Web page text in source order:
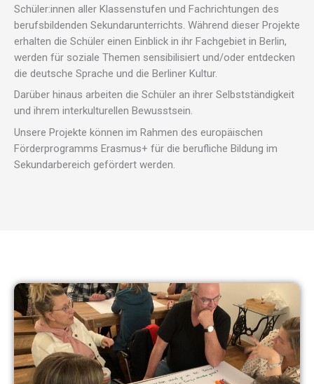
Schüler:innen aller Klassenstufen und Fachrichtungen des
berufsbildenden Sekundarunterrichts. Während dieser Projekte
erhalten die Schüler einen Einblick in ihr Fachgebiet in Berlin,
werden für soziale Themen sensibilisiert und/oder entdecken
die deutsche Sprache und die Berliner Kultur.
Darüber hinaus arbeiten die Schüler an ihrer Selbstständigkeit
und ihrem interkulturellen Bewusstsein.
Unsere Projekte können im Rahmen des europäischen
Förderprogramms Erasmus+ für die berufliche Bildung im
Sekundarbereich gefördert werden.